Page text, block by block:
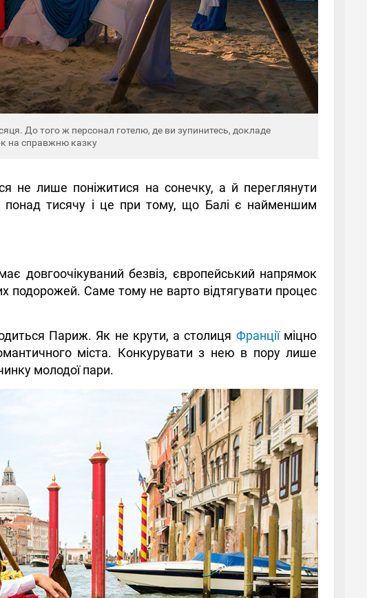
До того ж персонал готелю, де ви зупинитесь, докладе
на справжню казку
не лише поніжитися на сонечку, а й переглянути
понад тисячу і це при тому, що Балі є найменшим
довгоочікуваний безвіз, європейський напрямок
подорожей. Саме тому не варто відтягувати процес
Париж. Як не крути, а столиця Франціїміцно
міста. Конкурувати з нею в пору лише
молодої пари.